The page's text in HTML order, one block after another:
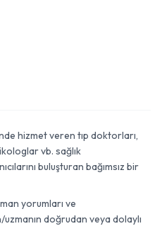
hizmet veren tıp doktorları,
vb. sağlık
buluşturan bağımsız bir
yorumları ve
doğrudan veya dolaylı